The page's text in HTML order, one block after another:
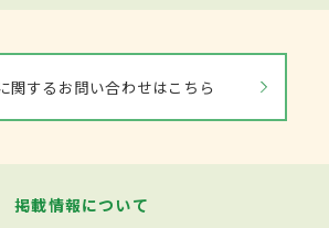
関するお問い合わせはこちら
掲載情報について